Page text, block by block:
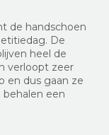
de handschoen
De
heel de
verloopt zeer
en dus gaan ze
een